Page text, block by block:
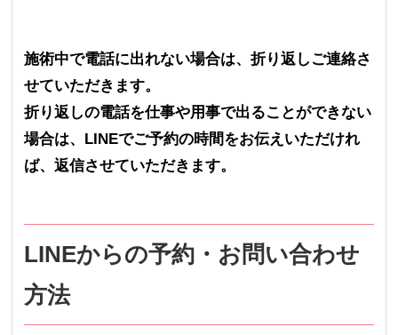
施術中で電話に出れない場合は、折り返しご連絡さ
せていただきます。
折り返しの電話を仕事や用事で出ることができない
場合は、LINEでご予約の時間をお伝えいただけれ
ば、返信させていただきます。
LINEからの予約・お問い合わせ
方法